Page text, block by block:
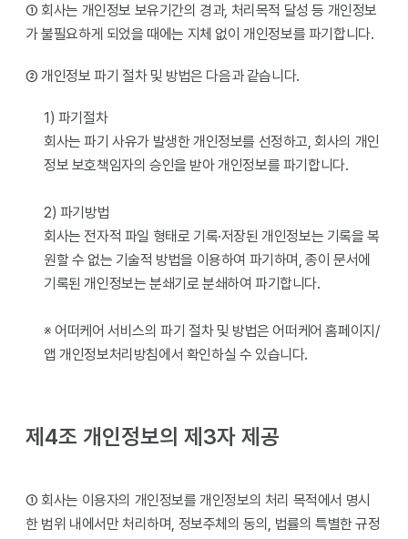
① 회사는 개인정보 보유기간의 경과, 처리목적 달성 등 개인정보
가 불필요하게 되었을 때에는 지체 없이 개인정보를 파기합니다.
② 개인정보 파기 절차 및 방법은 다음과 같습니다.
1) 파기절차
회사는 파기 사유가 발생한 개인정보를 선정하고, 회사의 개인
정보 보호책임자의 승인을 받아 개인정보를 파기합니다.
2) 파기방법
회사는 전자적 파일 형태로 기록·저장된 개인정보는 기록을 복
원할 수 없는 기술적 방법을 이용하여 파기하며, 종이 문서에
기록된 개인정보는 분쇄기로 분쇄하여 파기합니다.
※ 어떠케어 서비스의 파기 절차 및 방법은 어떠케어 홈페이지/
앱 개인정보처리방침에서 확인하실 수 있습니다.
제4조 개인정보의 제3자 제공
① 회사는 이용자의 개인정보를 개인정보의 처리 목적에서 명시
한 범위 내에서만 처리하며, 정보주체의 동의, 법률의 특별한 규정